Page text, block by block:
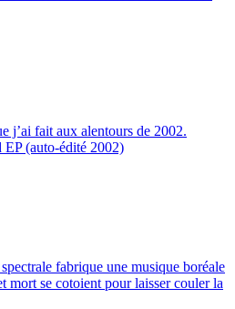
j’ai fait aux alentours de 2002.
(auto-édité 2002)
fabrique une musique boréale
mort se cotoient pour laisser couler la